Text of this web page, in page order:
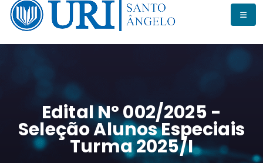
Edital Nº 002/2025 -
Seleção Alunos Especiais
Turma 2025/I